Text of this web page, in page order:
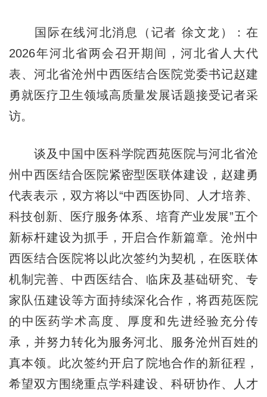
国际在线河北消息（记者 徐文龙）：在
2026年河北省两会召开期间，河北省人大代
表、河北省沧州中西医结合医院党委书记赵建
勇就医疗卫生领域高质量发展话题接受记者采
访。
谈及中国中医科学院西苑医院与河北省沧
州中西医结合医院紧密型医联体建设，赵建勇
代表表示，双方将以“中西医协同、人才培养、
科技创新、医疗服务体系、培育产业发展”五个
新标杆建设为抓手，开启合作新篇章。沧州中
西医结合医院将以此次签约为契机，在医联体
机制完善、中西医结合、临床及基础研究、专
家队伍建设等方面持续深化合作，将西苑医院
的中医药学术高度、厚度和先进经验充分传
承，并努力转化为服务河北、服务沧州百姓的
真本领。此次签约开启了院地合作的新征程，
希望双方围绕重点学科建设、科研协作、人才